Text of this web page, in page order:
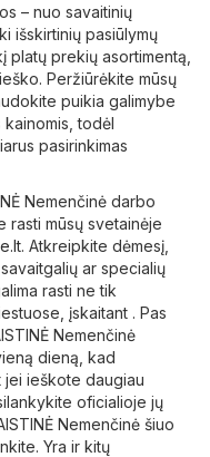
– nuo ​​savaitinių
išskirtinių pasiūlymų
platų prekių asortimentą,
Peržiūrėkite mūsų
puikia galimybe
todėl
pasirinkimas
Nemenčinė darbo
rasti mūsų svetainėje
. Atkreipkite dėmesį,
ar specialių
rasti ne tik
įskaitant . Pas
Nemenčinė
dieną, kad
jei ieškote daugiau
oficialioje jų
Nemenčinė šiuo
Yra ir kitų